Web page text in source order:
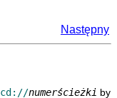
Następny
numerścieżki by